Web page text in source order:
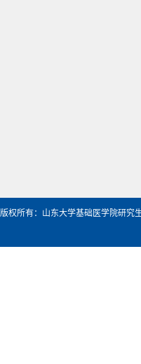
版权所有：山东大学基础医学院研究